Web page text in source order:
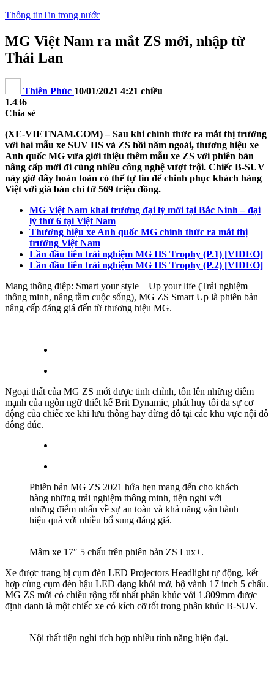
Thông tinTin trong nước
MG Việt Nam ra mắt ZS mới, nhập từ
Thái Lan
Thiên Phúc 10/01/2021 4:21 chiều
1.436
Chia sẻ
(XE-VIETNAM.COM) – Sau khi chính thức ra mắt thị trường
với hai mẫu xe SUV HS và ZS hồi năm ngoái, thương hiệu xe
Anh quốc MG vừa giới thiệu thêm mẫu xe ZS với phiên bản
nâng cấp mới đi cùng nhiều công nghệ vượt trội. Chiếc B-SUV
này giờ đây hoàn toàn có thể tự tin để chinh phục khách hàng
Việt với giá bán chỉ từ 569 triệu đồng.
MG Việt Nam khai trương đại lý mới tại Bắc Ninh – đại
lý thứ 6 tại Việt Nam
Thương hiệu xe Anh quốc MG chính thức ra mắt thị
trường Việt Nam
Lần đầu tiên trải nghiệm MG HS Trophy (P.1) [VIDEO]
Lần đầu tiên trải nghiệm MG HS Trophy (P.2) [VIDEO]
Mang thông điệp: Smart your style – Up your life (Trải nghiệm
thông minh, nâng tầm cuộc sống), MG ZS Smart Up là phiên bản
nâng cấp đáng giá đến từ thương hiệu MG.
Ngoại thất của MG ZS mới được tinh chỉnh, tôn lên những điểm
mạnh của ngôn ngữ thiết kế Brit Dynamic, phát huy tối đa sự cơ
động của chiếc xe khi lưu thông hay dừng đỗ tại các khu vực nội đô
đông đúc.
Phiên bản MG ZS 2021 hứa hẹn mang đến cho khách
hàng những trải nghiệm thông minh, tiện nghi với
những điểm nhấn về sự an toàn và khả năng vận hành
hiệu quả với nhiều bổ sung đáng giá.
Mâm xe 17″ 5 chấu trên phiên bản ZS Lux+.
Xe được trang bị cụm đèn LED Projectors Headlight tự động, kết
hợp cùng cụm đèn hậu LED dạng khói mờ, bộ vành 17 inch 5 chấu.
MG ZS mới có chiều rộng tốt nhất phân khúc với 1.809mm được
định danh là một chiếc xe có kích cỡ tốt trong phân khúc B-SUV.
Nội thất tiện nghi tích hợp nhiều tính năng hiện đại.